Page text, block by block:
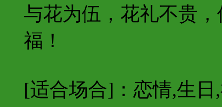
与花为伍，花礼不贵
福！
[适合场合]：恋情,生日